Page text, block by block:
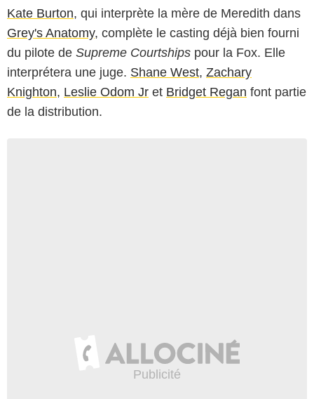
Kate Burton, qui interprète la mère de Meredith dans
Grey's Anatomy, complète le casting déjà bien fourni
du pilote de Supreme Courtships pour la Fox. Elle
interprétera une juge. Shane West, Zachary
Knighton, Leslie Odom Jr et Bridget Regan font partie
de la distribution.